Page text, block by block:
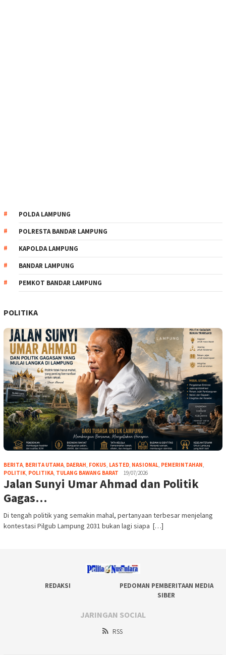
POLDA LAMPUNG
POLRESTA BANDAR LAMPUNG
KAPOLDA LAMPUNG
BANDAR LAMPUNG
PEMKOT BANDAR LAMPUNG
POLITIKA
BERITA, BERITA UTAMA, DAERAH, FOKUS, LASTED, NASIONAL, PEMERINTAHAN,
POLITIK, POLITIKA, TULANG BAWANG BARAT 19/07/2026
Jalan Sunyi Umar Ahmad dan Politik
Gagas…
Di tengah politik yang semakin mahal, pertanyaan terbesar menjelang
kontestasi Pilgub Lampung 2031 bukan lagi siapa […]
REDAKSI
PEDOMAN PEMBERITAAN MEDIA
SIBER
JARINGAN SOCIAL
RSS